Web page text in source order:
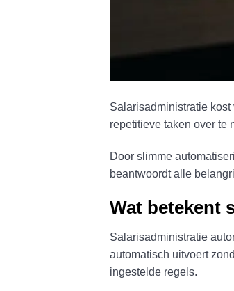
Salarisadministratie
repetitieve taken over te
Door slimme
beantwoordt alle
Wat betekent
Salarisadministratie
automatisch uitvoert
ingestelde regels.